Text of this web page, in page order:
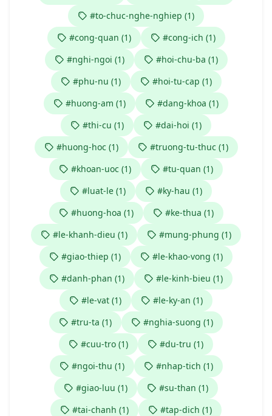
#to-chuc-nghe-nghiep (1)
#cong-quan (1)
#cong-ich (1)
#nghi-ngoi (1)
#hoi-chu-ba (1)
#phu-nu (1)
#hoi-tu-cap (1)
#huong-am (1)
#dang-khoa (1)
#thi-cu (1)
#dai-hoi (1)
#huong-hoc (1)
#truong-tu-thuc (1)
#khoan-uoc (1)
#tu-quan (1)
#luat-le (1)
#ky-hau (1)
#huong-hoa (1)
#ke-thua (1)
#le-khanh-dieu (1)
#mung-phung (1)
#giao-thiep (1)
#le-khao-vong (1)
#danh-phan (1)
#le-kinh-bieu (1)
#le-vat (1)
#le-ky-an (1)
#tru-ta (1)
#nghia-suong (1)
#cuu-tro (1)
#du-tru (1)
#ngoi-thu (1)
#nhap-tich (1)
#giao-luu (1)
#su-than (1)
#tai-chanh (1)
#tap-dich (1)